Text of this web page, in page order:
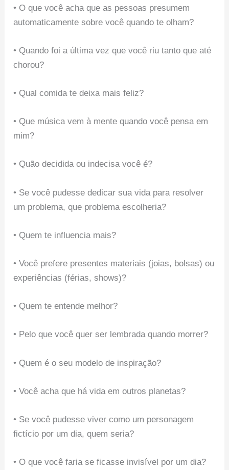
• O que você acha que as pessoas presumem
automaticamente sobre você quando te olham?
• Quando foi a última vez que você riu tanto que até
chorou?
• Qual comida te deixa mais feliz?
• Que música vem à mente quando você pensa em
mim?
• Quão decidida ou indecisa você é?
• Se você pudesse dedicar sua vida para resolver
um problema, que problema escolheria?
• Quem te influencia mais?
• Você prefere presentes materiais (joias, bolsas) ou
experiências (férias, shows)?
• Quem te entende melhor?
• Pelo que você quer ser lembrada quando morrer?
• Quem é o seu modelo de inspiração?
• Você acha que há vida em outros planetas?
• Se você pudesse viver como um personagem
fictício por um dia, quem seria?
• O que você faria se ficasse invisível por um dia?